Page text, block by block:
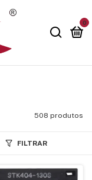
0
508 produtos
FILTRAR